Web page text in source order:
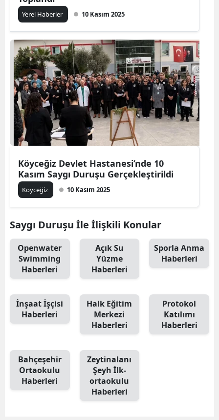
Yerel Haberler 10 Kasım 2025
Köyceğiz Devlet Hastanesi’nde 10
Kasım Saygı Duruşu Gerçekleştirildi
Köyceğiz 10 Kasım 2025
Saygı Duruşu İle İlişkili Konular
Openwater
Swimming
Haberleri
Açık Su
Yüzme
Haberleri
Sporla Anma
Haberleri
İnşaat İşçisi
Haberleri
Halk Eğitim
Merkezi
Haberleri
Protokol
Katılımı
Haberleri
Bahçeşehir
Ortaokulu
Haberleri
Zeytinalanı
Şeyh İlk-
ortaokulu
Haberleri